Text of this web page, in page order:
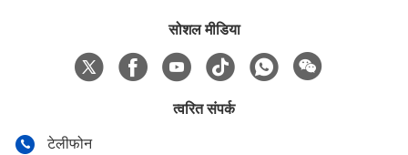
सोशल मीडिया
त्वरित संपर्क
टेलीफोन